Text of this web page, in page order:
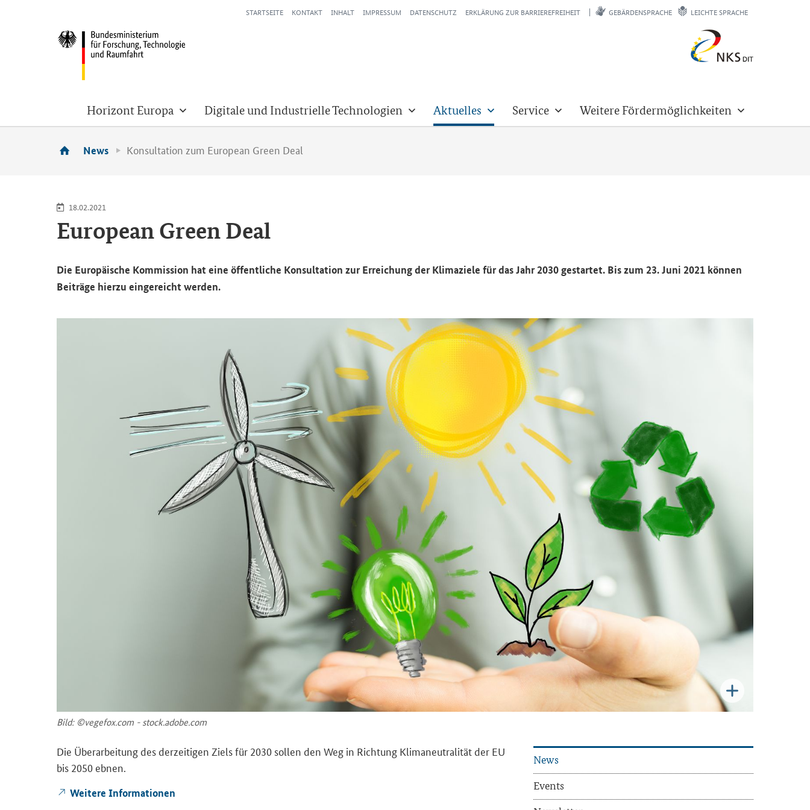
STARTSEITE KONTAKT INHALT IMPRESSUM DATENSCHUTZ ERKLÄRUNG ZUR BARRIEREFREIHEIT GEBÄRDENSPRACHE LEICHTE SPRACHE
Horizont Europa Digitale und Industrielle Technologien Aktuelles Service Weitere Fördermöglichkeiten
News Konsultation zum European Green Deal
18.02.2021
European Green Deal
Die Eu­ro­päi­sche Kom­mis­si­on hat eine öf­fent­li­che Kon­sul­ta­ti­on zur Er­rei­chung der Kli­ma­zie­le für das Jahr 2030 ge­star­tet. Bis zum 23. Juni 2021 kön­nen
Bei­trä­ge hier­zu ein­ge­reicht wer­den.
Bild: ©ve­ge­fox.com - stock.adobe.com
Die Über­ar­bei­tung des der­zei­ti­gen Ziels für 2030 sol­len den Weg in Rich­tung Kli­ma­neu­tra­li­tät der EU
bis 2050 ebnen.
Wei­te­re In­for­ma­tio­nen
News
Events